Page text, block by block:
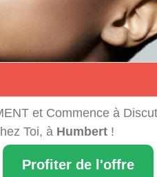
et Commence à
Toi, à Humbert !
Profiter de l'offre